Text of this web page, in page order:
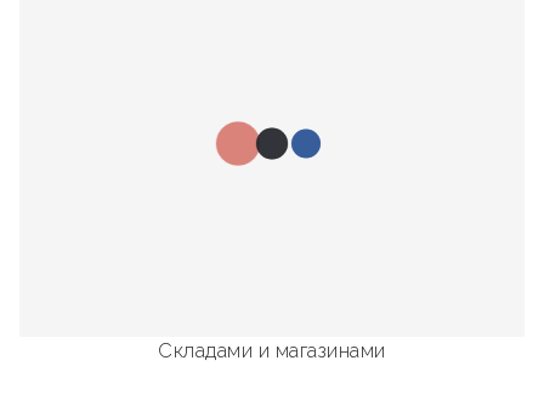
Складами и магазинами